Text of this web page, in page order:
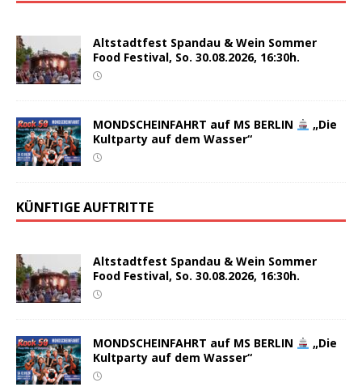
Altstadtfest Spandau & Wein Sommer
Food Festival, So. 30.08.2026, 16:30h.
MONDSCHEINFAHRT auf MS BERLIN
„Die
Kultparty auf dem Wasser“
KÜNFTIGE AUFTRITTE
Altstadtfest Spandau & Wein Sommer
Food Festival, So. 30.08.2026, 16:30h.
MONDSCHEINFAHRT auf MS BERLIN
„Die
Kultparty auf dem Wasser“